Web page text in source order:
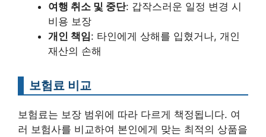
여행 취소 및 중단: 갑작스러운 일정 변경 시
비용 보장
개인 책임: 타인에게 상해를 입혔거나, 개인
재산의 손해
보험료 비교
보험료는 보장 범위에 따라 다르게 책정됩니다. 여
러 보험사를 비교하여 본인에게 맞는 최적의 상품을